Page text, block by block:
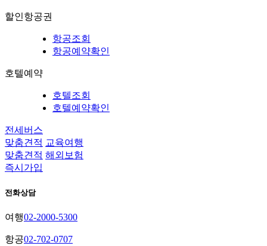
할인항공권
항공조회
항공예약확인
호텔예약
호텔조회
호텔예약확인
전세버스
맞춤견적 교육여행
맞춤견적 해외보험
즉시가입
전화상담
여행02-2000-5300
항공02-702-0707